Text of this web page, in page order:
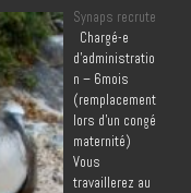
Synaps recrute
Chargé-e
d’administratio
n – 6mois
(remplacement
lors d’un congé
maternité)
Vous
travaillerez au